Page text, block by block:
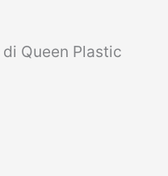
Queen Plastic